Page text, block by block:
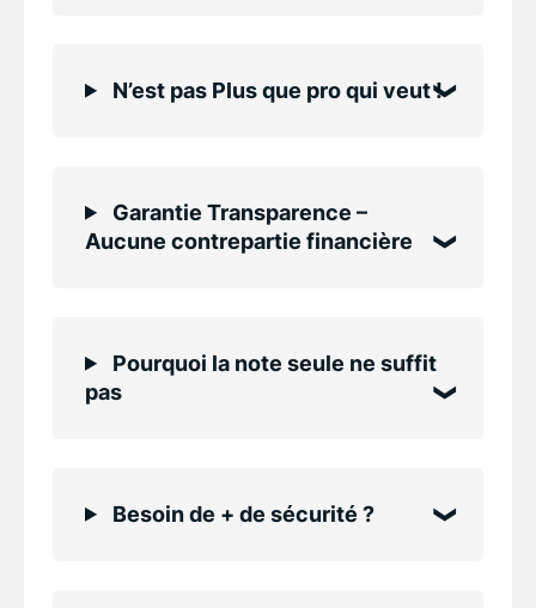
N’est pas Plus que pro qui veut !
Garantie Transparence –
Aucune contrepartie financière
Pourquoi la note seule ne suffit
pas
Besoin de + de sécurité ?